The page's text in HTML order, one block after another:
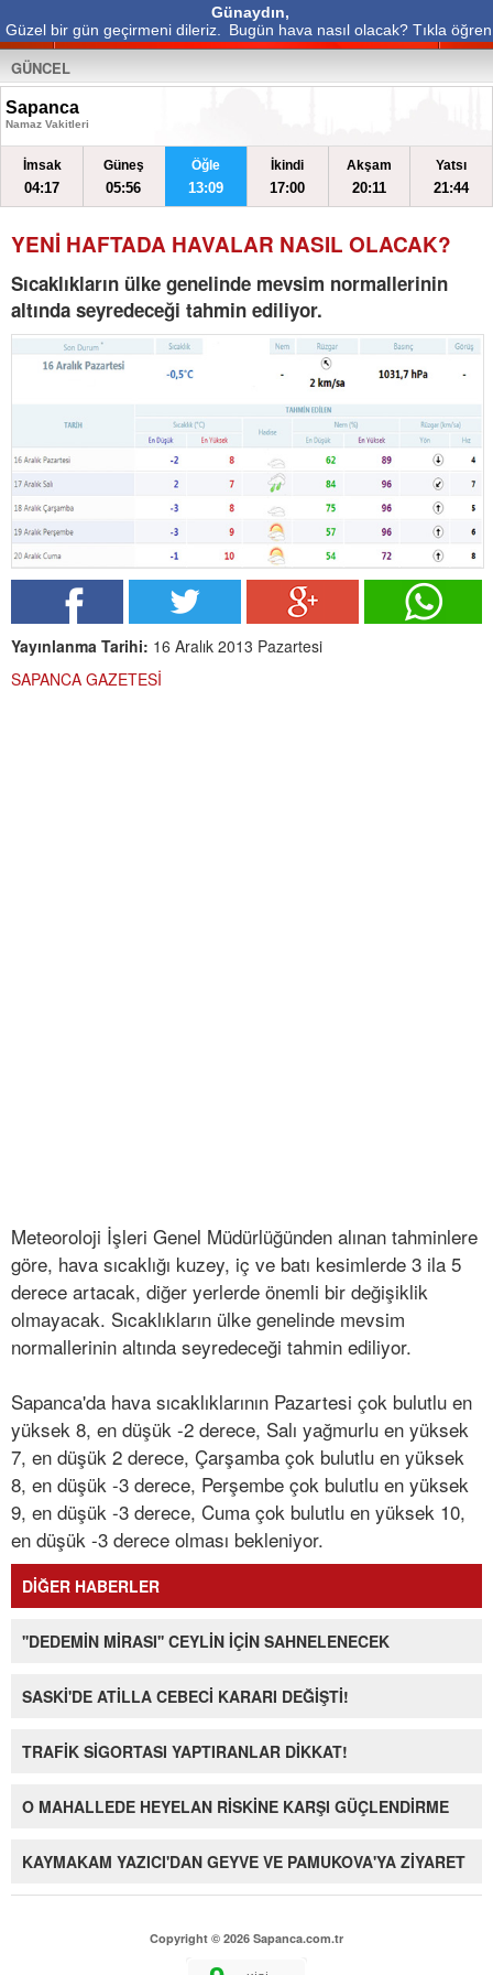
Günaydın,
Güzel bir gün geçirmeni dileriz.
Bugün hava nasıl olacak? Tıkla öğren
GÜNCEL
Sapanca
Namaz Vakitleri
İmsak
04:17
Güneş
05:56
Öğle
13:09
İkindi
17:00
Akşam
20:11
Yatsı
21:44
YENİ HAFTADA HAVALAR NASIL OLACAK?
Sıcaklıkların ülke genelinde mevsim normallerinin
altında seyredeceği tahmin ediliyor.
Yayınlanma Tarihi: 16 Aralık 2013 Pazartesi
SAPANCA GAZETESİ
Meteoroloji İşleri Genel Müdürlüğünden alınan tahminlere
göre, hava sıcaklığı kuzey, iç ve batı kesimlerde 3 ila 5
derece artacak, diğer yerlerde önemli bir değişiklik
olmayacak. Sıcaklıkların ülke genelinde mevsim
normallerinin altında seyredeceği tahmin ediliyor.
Sapanca'da hava sıcaklıklarının Pazartesi çok bulutlu en
yüksek 8, en düşük -2 derece, Salı yağmurlu en yüksek
7, en düşük 2 derece, Çarşamba çok bulutlu en yüksek
8, en düşük -3 derece, Perşembe çok bulutlu en yüksek
9, en düşük -3 derece, Cuma çok bulutlu en yüksek 10,
en düşük -3 derece olması bekleniyor.
DİĞER HABERLER
''DEDEMİN MİRASI'' CEYLİN İÇİN SAHNELENECEK
SASKİ'DE ATİLLA CEBECİ KARARI DEĞİŞTİ!
TRAFİK SİGORTASI YAPTIRANLAR DİKKAT!
O MAHALLEDE HEYELAN RİSKİNE KARŞI GÜÇLENDİRME
KAYMAKAM YAZICI'DAN GEYVE VE PAMUKOVA'YA ZİYARET
Copyright © 2026 Sapanca.com.tr